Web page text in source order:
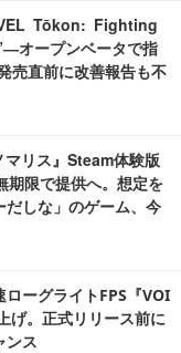
Tōkon: Fighting
オープンベータで指
売直前に改善報告も不
マリス』Steam体験版
期限で提供へ。想定を
だしな」のゲーム、今
ーグライトFPS『VOI
げ。正式リリース前に
ンス